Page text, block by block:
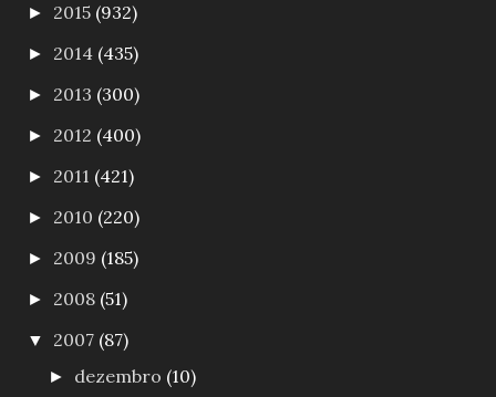
► 2015 (932)
► 2014 (435)
► 2013 (300)
► 2012 (400)
► 2011 (421)
► 2010 (220)
► 2009 (185)
► 2008 (51)
▼ 2007 (87)
► dezembro (10)